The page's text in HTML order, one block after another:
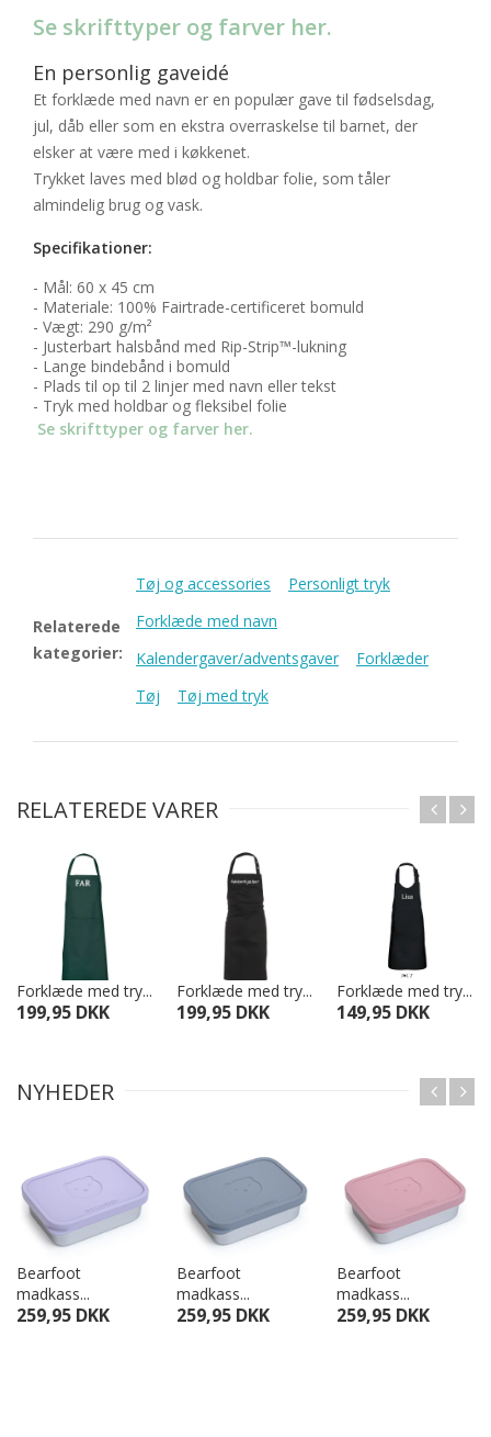
Se skrifttyper og farver her.
En personlig gaveidé
Et forklæde med navn er en populær gave til fødselsdag,
jul, dåb eller som en ekstra overraskelse til barnet, der
elsker at være med i køkkenet.
Trykket laves med blød og holdbar folie, som tåler
almindelig brug og vask.
Specifikationer:
- Mål: 60 x 45 cm
- Materiale: 100% Fairtrade-certificeret bomuld
- Vægt: 290 g/m²
- Justerbart halsbånd med Rip-Strip™-lukning
- Lange bindebånd i bomuld
- Plads til op til 2 linjer med navn eller tekst
- Tryk med holdbar og fleksibel folie
Se skrifttyper og farver her.
Relaterede
kategorier:
Tøj og accessories
Personligt tryk
Forklæde med navn
Kalendergaver/adventsgaver
Forklæder
Tøj
Tøj med tryk
RELATEREDE VARER
Forklæde med try...
199,95 DKK
Forklæde med try...
199,95 DKK
Forklæde med try...
149,95 DKK
NYHEDER
Bearfoot
madkass...
259,95 DKK
Bearfoot
madkass...
259,95 DKK
Bearfoot
madkass...
259,95 DKK